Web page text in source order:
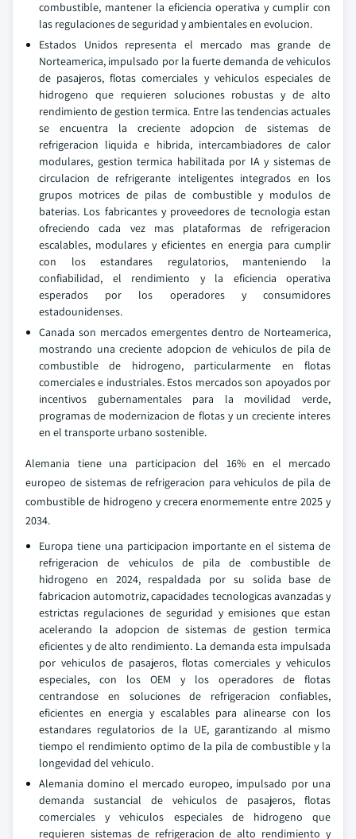
combustible, mantener la eficiencia operativa y cumplir con
las regulaciones de seguridad y ambientales en evolucion.
Estados Unidos representa el mercado mas grande de
Norteamerica, impulsado por la fuerte demanda de vehiculos
de pasajeros, flotas comerciales y vehiculos especiales de
hidrogeno que requieren soluciones robustas y de alto
rendimiento de gestion termica. Entre las tendencias actuales
se encuentra la creciente adopcion de sistemas de
refrigeracion liquida e hibrida, intercambiadores de calor
modulares, gestion termica habilitada por IA y sistemas de
circulacion de refrigerante inteligentes integrados en los
grupos motrices de pilas de combustible y modulos de
baterias. Los fabricantes y proveedores de tecnologia estan
ofreciendo cada vez mas plataformas de refrigeracion
escalables, modulares y eficientes en energia para cumplir
con los estandares regulatorios, manteniendo la
confiabilidad, el rendimiento y la eficiencia operativa
esperados por los operadores y consumidores
estadounidenses.
Canada son mercados emergentes dentro de Norteamerica,
mostrando una creciente adopcion de vehiculos de pila de
combustible de hidrogeno, particularmente en flotas
comerciales e industriales. Estos mercados son apoyados por
incentivos gubernamentales para la movilidad verde,
programas de modernizacion de flotas y un creciente interes
en el transporte urbano sostenible.
Alemania tiene una participacion del 16% en el mercado
europeo de sistemas de refrigeracion para vehiculos de pila de
combustible de hidrogeno y crecera enormemente entre 2025 y
2034.
Europa tiene una participacion importante en el sistema de
refrigeracion de vehiculos de pila de combustible de
hidrogeno en 2024, respaldada por su solida base de
fabricacion automotriz, capacidades tecnologicas avanzadas y
estrictas regulaciones de seguridad y emisiones que estan
acelerando la adopcion de sistemas de gestion termica
eficientes y de alto rendimiento. La demanda esta impulsada
por vehiculos de pasajeros, flotas comerciales y vehiculos
especiales, con los OEM y los operadores de flotas
centrandose en soluciones de refrigeracion confiables,
eficientes en energia y escalables para alinearse con los
estandares regulatorios de la UE, garantizando al mismo
tiempo el rendimiento optimo de la pila de combustible y la
longevidad del vehiculo.
Alemania domino el mercado europeo, impulsado por una
demanda sustancial de vehiculos de pasajeros, flotas
comerciales y vehiculos especiales de hidrogeno que
requieren sistemas de refrigeracion de alto rendimiento y